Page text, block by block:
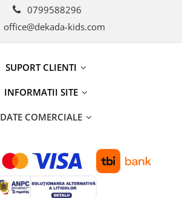
0799588296
office@dekada-kids.com
SUPORT CLIENTI
INFORMATII SITE
DATE COMERCIALE